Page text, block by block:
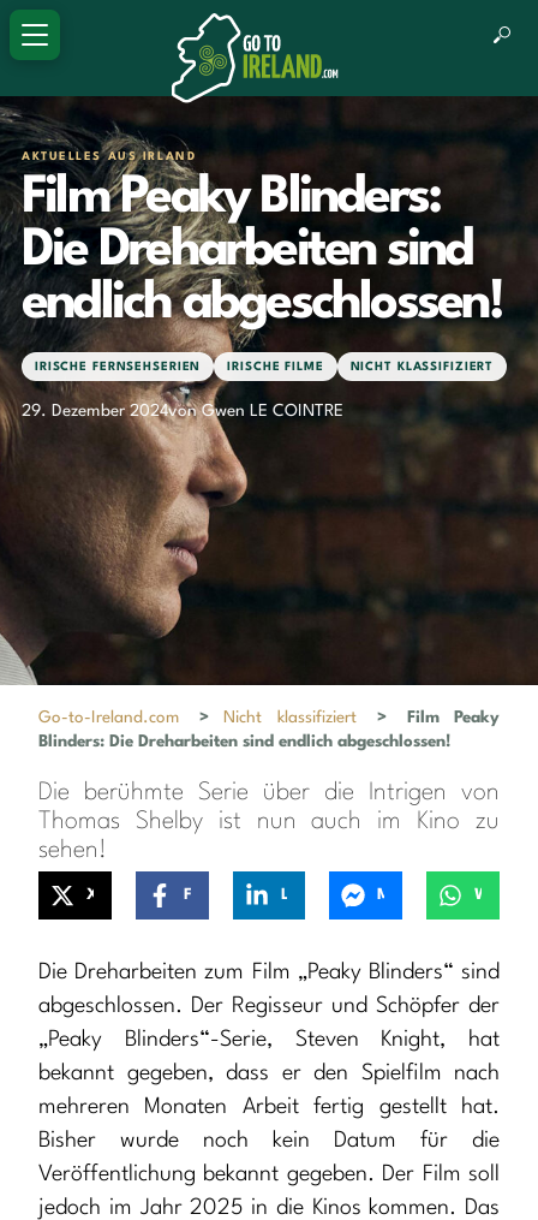
AKTUELLES AUS IRLAND
Film Peaky Blinders:
Die Dreharbeiten sind
endlich abgeschlossen!
IRISCHE FERNSEHSERIEN IRISCHE FILME NICHT KLASSIFIZIERT
29. Dezember 2024von Gwen LE COINTRE
Go-to-Ireland.com > Nicht klassifiziert >
Film Peaky
Blinders: Die Dreharbeiten sind endlich abgeschlossen!
Die berühmte Serie über die Intrigen von
Thomas Shelby ist nun auch im Kino zu
sehen!
Die Dreharbeiten zum Film „Peaky Blinders“ sind
abgeschlossen. Der Regisseur und Schöpfer der
„Peaky Blinders“-Serie, Steven Knight, hat
bekannt gegeben, dass er den Spielfilm nach
mehreren Monaten Arbeit fertig gestellt hat.
Bisher wurde noch kein Datum für die
Veröffentlichung bekannt gegeben. Der Film soll
jedoch im Jahr 2025 in die Kinos kommen. Das